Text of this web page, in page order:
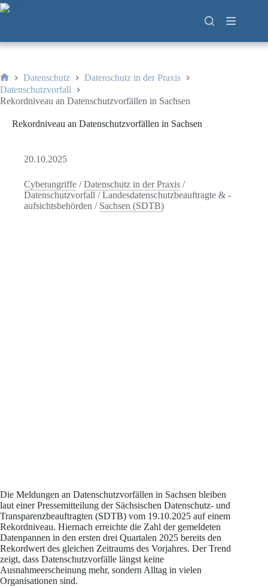
Zum
Inhalt
Start
Datenschutz
Datenschutz in der Praxis
Datenschutzvorfall
Rekordniveau an Datenschutzvorfällen in Sachsen
Rekordniveau an Datenschutzvorfällen in Sachsen
20.10.2025
Cyberangriffe /Datenschutz in der Praxis /
Datenschutzvorfall /Landesdatenschutzbeauftragte & -
aufsichtsbehörden / Sachsen (SDTB)
Die Meldungen an Datenschutzvorfällen in Sachsen bleiben
laut einer Pressemitteilung der Sächsischen Datenschutz- und
Transparenzbeauftragten (SDTB) vom 19.10.2025 auf einem
Rekordniveau. Hiernach erreichte die Zahl der gemeldeten
Datenpannen in den ersten drei Quartalen 2025 bereits den
Rekordwert des gleichen Zeitraums des Vorjahres. Der Trend
zeigt, dass Datenschutzvorfälle längst keine
Ausnahmeerscheinung mehr, sondern Alltag in vielen
Organisationen sind.